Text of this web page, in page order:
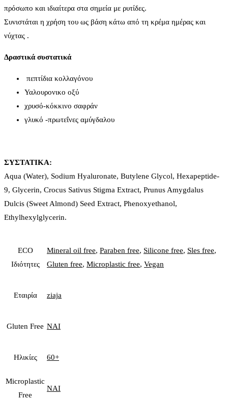
πρόσωπο και ιδιαίτερα στα σημεία με ρυτίδες.
Συνιστάται η χρήση του ως βάση κάτω από τη κρέμα ημέρας και
νύχτας .
Δραστικά συστατικά
πεπτίδια κολλαγόνου
Υαλουρονικο οξύ
χρυσό-κόκκινο σαφράν
γλυκό -πρωτεΐνες αμύγδαλου
ΣΥΣΤΑΤΙΚΑ:
Aqua (Water), Sodium Hyaluronate, Butylene Glycol, Hexapeptide-
9, Glycerin, Crocus Sativus Stigma Extract, Prunus Amygdalus
Dulcis (Sweet Almond) Seed Extract, Phenoxyethanol,
Ethylhexylglycerin.
ECO
Ιδιότητες
Mineral oil free, Paraben free, Silicone free, Sles free,
Gluten free, Microplastic free, Vegan
Εταιρία ziaja
Gluten Free ΝΑΙ
Ηλικίες 60+
Microplastic
Free
ΝΑΙ